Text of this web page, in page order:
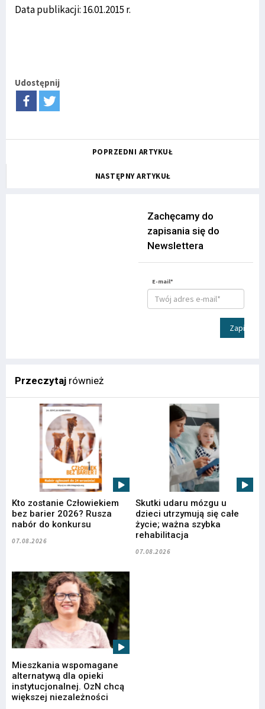
Data publikacji: 16.01.2015 r.
Udostępnij
POPRZEDNI ARTYKUŁ
NASTĘPNY ARTYKUŁ
Zachęcamy do
zapisania się do
Newslettera
E-mail*
Zapisz
Przeczytaj również
Kto zostanie Człowiekiem
bez barier 2026? Rusza
nabór do konkursu
07.08.2026
Skutki udaru mózgu u
dzieci utrzymują się całe
życie; ważna szybka
rehabilitacja
07.08.2026
Mieszkania wspomagane
alternatywą dla opieki
instytucjonalnej. OzN chcą
większej niezależności